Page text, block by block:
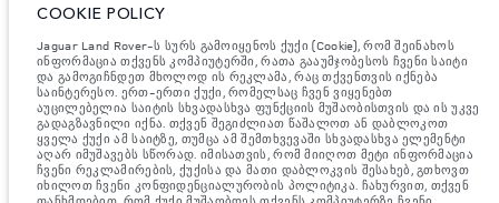
მითითებულია მხოლოდ შედარებითი მიზნისათვის. ვებ გვერდზე
შესაძლებელია იცვლებოდეს ბაზრის მიხედვით და ცვლილება
აუცილებლად მოხდება შეტყობინების შემდეგ. დეტალური ინფორმაციის
მისაღებად, გთხოვთ, მიმართეთ ადგილობრივ დილერს.
მნიშვნელოვანი ინფორმაცია გამოსახულებისა და სპეციფიკაციის
შესახებ.ნახევარგამტარების გლობალური დეფიციტი ამჟამად გავლენას
ახდენს ავტომობილის კონსტრუქციის სპეციფიკაციებზე, მოდელების
ხელმისაწვდომობასა და აწყობის ვადებზე. ეს არის ძალიან დინამიური
სიტუაცია და, შედეგად, ვებსაიტში გამოყენებული გამოსახულება
შეიძლება სრულად არ ასახავდეს ფუნქციების, ოფციების, გაფორმებისა
და ფერის სქემების მიმდინარე სპეციფიკაციებს. გთხოვთ, მიმართოთ
COOKIE POLICY
Jaguar Land Rover-ს სურს გამოიყენოს ქუქი (Cookie), რომ შეინახოს
ინფორმაცია თქვენს კომპიუტერში, რათა გააუმჯობესოს ჩვენი საიტი
და გამოგიჩნდეთ მხოლოდ ის რეკლამა, რაც თქვენთვის იქნება
საინტერესო. ერთ-ერთი ქუქი, რომელსაც ჩვენ ვიყენებთ
აუცილებელია საიტის სხვადასხვა ფუნქციის მუშაობისთვის და ის უკვე
გადაგზავნილი იქნა. თქვენ შეგიძლიათ წაშალოთ ან დაბლოკოთ
ყველა ქუქი ამ საიტზე, თუმცა ამ შემთხვევაში სხვადასხვა ელემენტი
აღარ იმუშავებს სწორად. იმისათვის, რომ მიიღოთ მეტი ინფორმაცია
ჩვენი რეკლამირების, ქუქისა და მათი დაბლოკვის შესახებ, გთხოვთ
იხილოთ ჩვენი კონფიდენციალურობის პოლიტიკა. ჩახურვით, თქვენ